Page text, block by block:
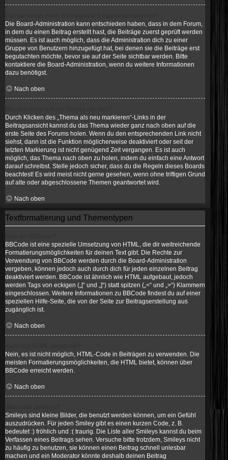
Die Board-Administration kann entschieden haben, dass in dem Forum,
in dem du einen Beitrag erstellt hast, die Beiträge zuerst geprüft werden
müssen. Es ist auch möglich, dass die Administration dich zu einer
Gruppe von Benutzern hinzugefügt hat, bei denen sie die Beiträge erst
begutachten möchte, bevor sie auf der Seite sichtbar werden. Bitte
kontaktiere die Board-Administration, wenn du weitere Informationen
dazu benötigst.
Nach oben
Durch Klicken des „Thema als neu markieren“-Links in der
Beitragsansicht kannst du das Thema wieder ganz nach oben auf die
erste Seite des Forums holen. Wenn du den entsprechenden Link nicht
siehst, dann ist die Funktion möglicherweise deaktiviert oder seit der
letzten Markierung ist nicht genügend Zeit vergangen. Es ist auch
möglich, das Thema nach oben zu holen, indem du einfach eine Antwort
darauf schreibst. Stelle jedoch sicher, dass du die Regeln dieses Boards
beachtest! Es wird meist nicht gerne gesehen, wenn ohne triftigen Grund
auf alte oder abgeschlossene Themen geantwortet wird.
Nach oben
Textformatierung und Thementypen
BBCode ist eine spezielle Umsetzung von HTML, die dir weitreichende
Formatierungsmöglichkeiten für deinen Text gibt. Die Rechte zur
Verwendung von BBCode werden durch die Board-Administration
vergeben, können jedoch auch durch dich für jeden einzelnen Beitrag
deaktiviert werden. BBCode ist ähnlich wie HTML aufgebaut, jedoch
werden Tags von eckigen („[“ und „]“) statt spitzen („<“ und „>“) Klammern
eingeschlossen. Weitere Informationen zu BBCode findest du auf einer
speziellen Hilfe-Seite, die von der Seite zur Beitragserstellung aus
zugänglich ist.
Nach oben
Nein, es ist nicht möglich, HTML-Code in Beiträgen zu verwenden. Die
meisten Formatierungsmöglichkeiten, die HTML bietet, können über
BBCode erreicht werden.
Nach oben
Smileys sind kleine Bilder, die benutzt werden können, um ein Gefühl
auszudrücken. Für jeden Smiley gibt es einen kurzen Code, z. B.
bedeutet :) fröhlich und :( traurig. Die Liste aller Smileys kannst du beim
Verfassen eines Beitrags sehen. Versuche bitte trotzdem, Smileys nicht
zu häufig zu benutzen, sie können einen Beitrag schnell unlesbar
machen und ein Moderator könnte deshalb deinen Beitrag